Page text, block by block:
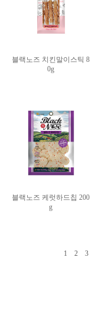
블랙노즈 치킨말이스틱 8
0g
블랙노즈 케럿하드칩 200
g
1 2 3